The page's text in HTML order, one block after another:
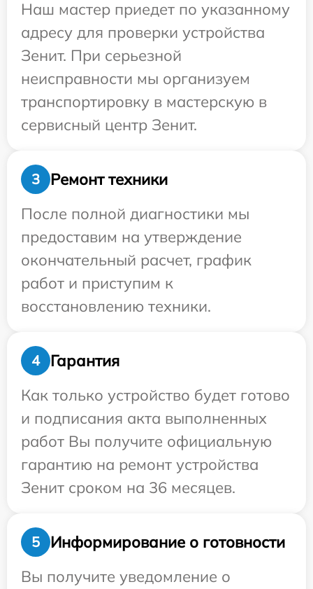
Наш мастер приедет по указанному
адресу для проверки устройства
Зенит. При серьезной
неисправности мы организуем
транспортировку в мастерскую в
сервисный центр Зенит.
3
Ремонт техники
После полной диагностики мы
предоставим на утверждение
окончательный расчет, график
работ и приступим к
восстановлению техники.
4
Гарантия
Как только устройство будет готово
и подписания акта выполненных
работ Вы получите официальную
гарантию на ремонт устройства
Зенит сроком на 36 месяцев.
5
Информирование о готовности
Вы получите уведомление о